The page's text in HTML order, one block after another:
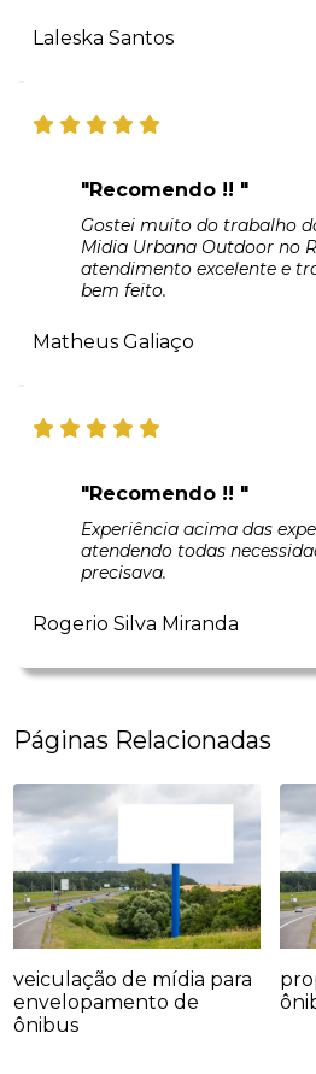
Laleska Santos
"Recomendo !! "
Gostei muito do trabalho
Midia Urbana Outdoor no
atendimento excelente e
bem feito.
Matheus Galiaço
"Recomendo !! "
Experiência acima das
atendendo todas
precisava.
Rogerio Silva Miranda
Páginas Relacionadas
veiculação de mídia para
envelopamento de
ônibus